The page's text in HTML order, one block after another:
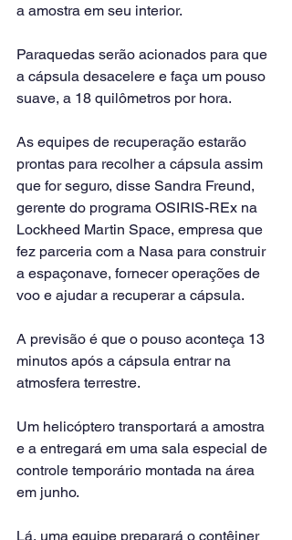
a amostra em seu interior.
Paraquedas serão acionados para que
a cápsula desacelere e faça um pouso
suave, a 18 quilômetros por hora.
As equipes de recuperação estarão
prontas para recolher a cápsula assim
que for seguro, disse Sandra Freund,
gerente do programa OSIRIS-REx na
Lockheed Martin Space, empresa que
fez parceria com a Nasa para construir
a espaçonave, fornecer operações de
voo e ajudar a recuperar a cápsula.
A previsão é que o pouso aconteça 13
minutos após a cápsula entrar na
atmosfera terrestre.
Um helicóptero transportará a amostra
e a entregará em uma sala especial de
controle temporário montada na área
em junho.
Lá, uma equipe preparará o contêiner